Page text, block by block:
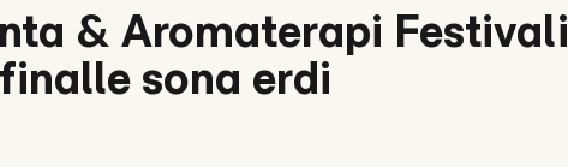
& Aromaterapi Festivali
sona erdi